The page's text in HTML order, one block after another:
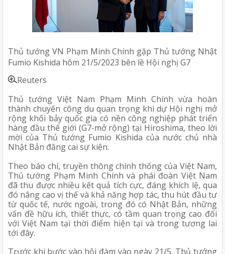
Thủ tướng VN Phạm Minh Chính gặp Thủ tướng Nhật
Fumio Kishida hôm 21/5/2023 bên lề Hội nghị G7
Reuters
Thủ tướng Việt Nam Phạm Minh Chính vừa hoàn
thành chuyến công du quan trọng khi dự Hội nghị mở
rộng khối bảy quốc gia có nền công nghiệp phát triển
hàng đầu thế giới (G7-mở rộng) tại Hiroshima, theo lời
mời của Thủ tướng Fumio Kishida của nước chủ nhà
Nhật Bản đăng cai sự kiện.
Theo báo chí, truyền thông chính thống của Việt Nam,
Thủ tướng Phạm Minh Chính và phái đoàn Việt Nam
đã thu được nhiều kết quả tích cực, đáng khích lệ, qua
đó nâng cao vị thế và khả năng hợp tác, thu hút đầu tư
từ quốc tế, nước ngoài, trong đó có Nhật Bản, những
vấn đề hữu ích, thiết thực, có tầm quan trọng cao đối
với Việt Nam tại thời điểm hiện tại và trong tương lai
tới đây.
Trước khi bước vào hội đàm vào ngày 21/5, Thủ tướng